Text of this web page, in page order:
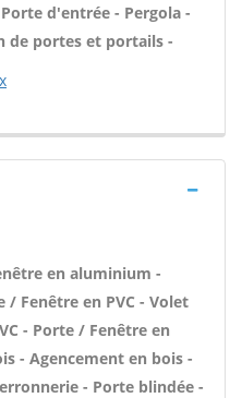
d'entrée - Pergola -
de portes et portails -
en aluminium -
Fenêtre en PVC - Volet
- Porte / Fenêtre en
- Agencement en bois -
- Porte blindée -